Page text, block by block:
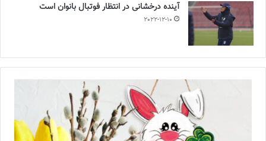
آینده درخشانی در انتظار فوتبال بانوان است
2022-12-10